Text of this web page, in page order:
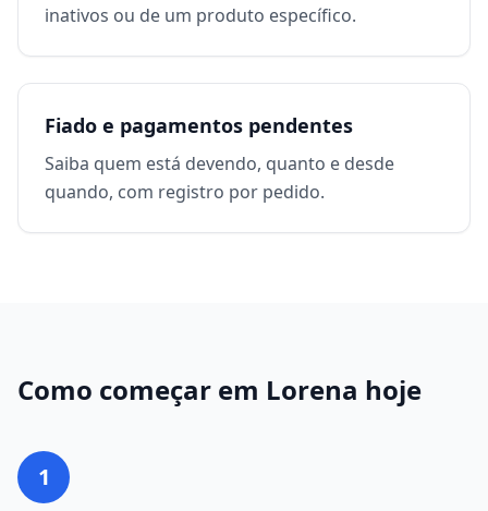
inativos ou de um produto específico.
Fiado e pagamentos pendentes
Saiba quem está devendo, quanto e desde
quando, com registro por pedido.
Como começar em Lorena hoje
1